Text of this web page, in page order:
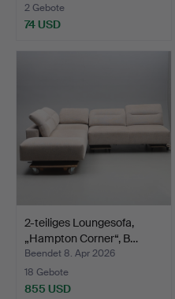
2 Gebote
74 USD
2-teiliges Loungesofa,
„Hampton Corner“, B…
Beendet 8. Apr 2026
18 Gebote
855 USD